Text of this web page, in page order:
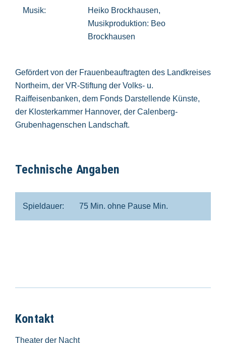
Musik:
Heiko Brockhausen,
Musikproduktion: Beo
Brockhausen
Gefördert von der Frauenbeauftragten des Landkreises
Northeim, der VR-Stiftung der Volks- u.
Raiffeisenbanken, dem Fonds Darstellende Künste,
der Klosterkammer Hannover, der Calenberg-
Grubenhagenschen Landschaft.
Technische Angaben
Spieldauer: 75 Min. ohne Pause Min.
Kontakt
Theater der Nacht